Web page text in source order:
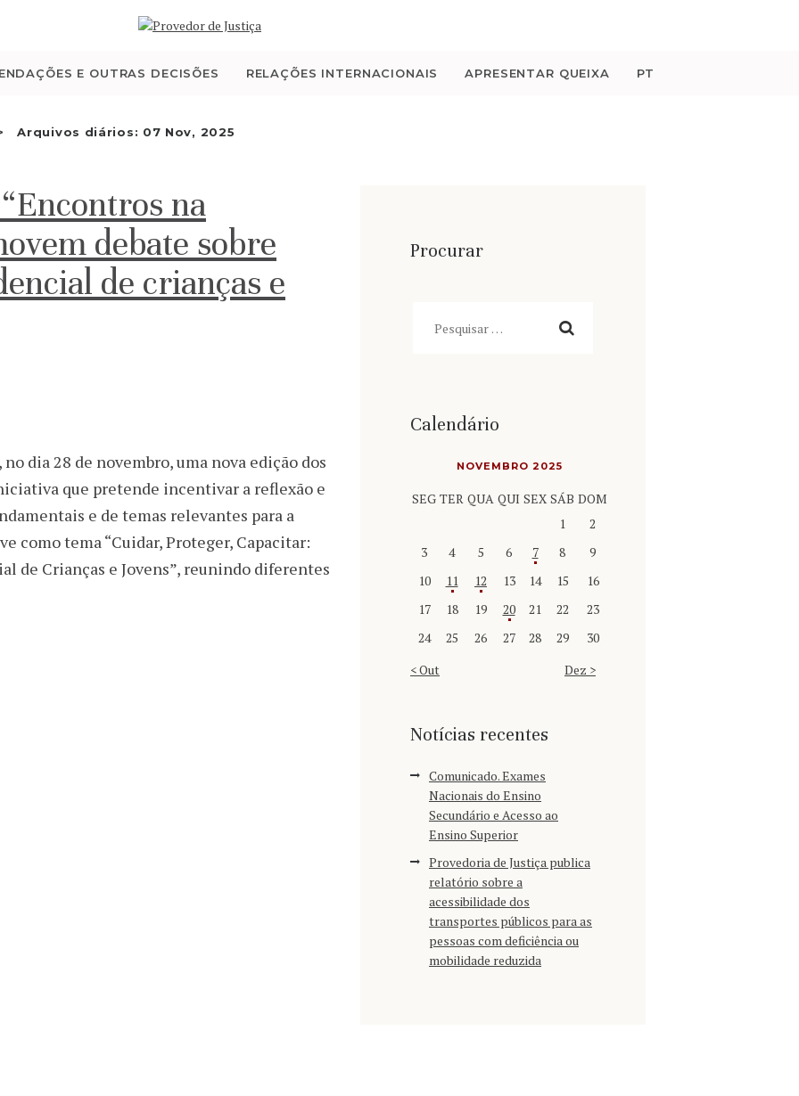
E OUTRAS DECISÕES RELAÇÕES INTERNACIONAIS APRESENTAR QUEIXA PT
Arquivos diários: 07 Nov, 2025
QUEM SOMOS
ATIVIDADE
RECOMENDAÇÕES E
RELAÇÕES
INTERNACIONAIS
na
debate sobre
de crianças e
dia 28 de novembro, uma nova edição dos
que pretende incentivar a reflexão e
e de temas relevantes para a
como tema “Cuidar, Proteger, Capacitar:
de Crianças e Jovens”, reunindo diferentes
Procurar
Calendário
NOVEMBRO 2025
SEG TER QUA QUI SEX SÁB DOM
1
2
3
4 5 6 7 8
9
10
11 12 13 14 15
16
17
18 19 20 21 22
23
24
25 26 27 28 29
30
« Out
Dez »
Notícias recentes
Comunicado. Exames
Nacionais do Ensino
Secundário e Acesso ao
Ensino Superior
Provedoria de Justiça publica
relatório sobre a
acessibilidade dos
transportes públicos para as
pessoas com deficiência ou
mobilidade reduzida